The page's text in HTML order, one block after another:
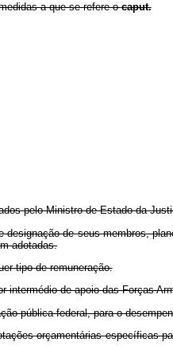
a que se refere ocaput.
pelo Ministro de Estado da
de seus membros,
adotadas.
tipo de remuneração.
de apoio das Forças
pública federal, para o
orçamentárias específicas